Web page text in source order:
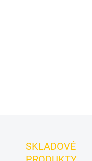
SKLADOVÉ